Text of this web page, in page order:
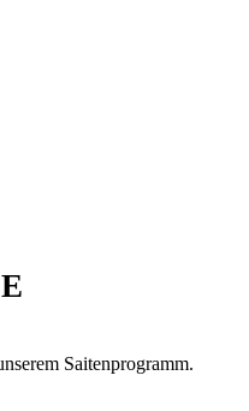
Saitenprogramm.